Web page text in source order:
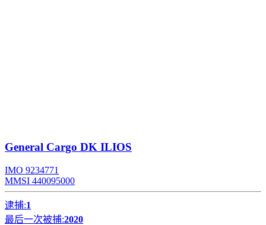
General Cargo DK ILIOS
IMO 9234771
MMSI 440095000
逮捕:1
最后一次被捕:2020